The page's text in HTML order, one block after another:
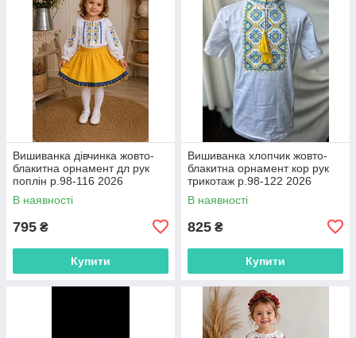
Вишиванка дівчинка жовто-
блакитна орнамент дл рук
поплін р.98-116 2026
В наявності
795 ₴
Купити
Вишиванка хлопчик жовто-
блакитна орнамент кор рук
трикотаж р.98-122 2026
В наявності
825 ₴
Купити